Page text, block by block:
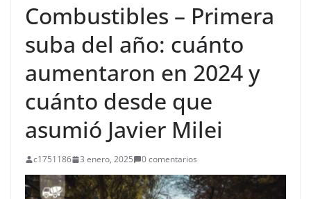
Combustibles – Primera
suba del año: cuánto
aumentaron en 2024 y
cuánto desde que
asumió Javier Milei
c1751186 3 enero, 2025 0 comentarios